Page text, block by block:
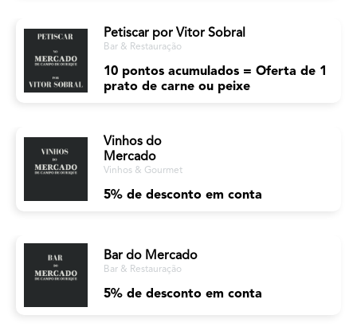
Petiscar por Vitor Sobral
Bar & Restauração
10 pontos acumulados = Oferta de 1
prato de carne ou peixe
Vinhos do
Mercado
Vinhos & Gourmet
5% de desconto em conta
Bar do Mercado
Bar & Restauração
5% de desconto em conta